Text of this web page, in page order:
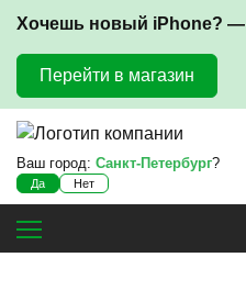
Хочешь новый iPhone? —
Перейти в магазин
Ваш город: Санкт-Петербург?
Да Нет